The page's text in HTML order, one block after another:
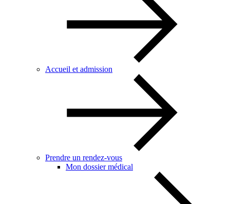
Accueil et admission
Prendre un rendez-vous
Mon dossier médical